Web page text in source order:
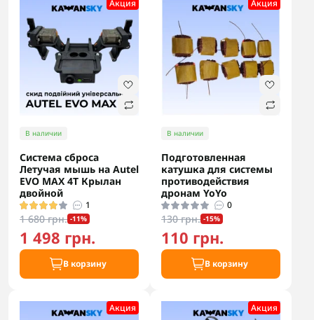
Акция
В наличии
Система сброса
Летучая мышь на Autel
EVO MAX 4T Крылан
двойной
1
1 680 грн. -11%
1 498 грн.
В корзину
Акция
В наличии
Подготовленная
катушка для системы
противодействия
дронам YoYo
0
130 грн. -15%
110 грн.
В корзину
Акция Акция